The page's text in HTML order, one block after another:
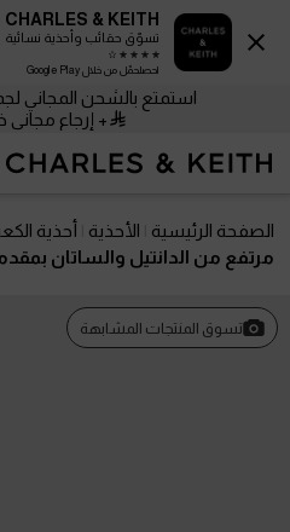
استمتع بالشحن المجاني
+ إرجاع مجاني خلال
الصفحة الرئيسية الأحذية أحذية
مرتفع من الدانتيل والساتان
تسوق المنتجات المشابهة
CHARLES & KEITH
تسوّق حقائب وأحذية نسائية
احصلحمّل من خلال Google Play